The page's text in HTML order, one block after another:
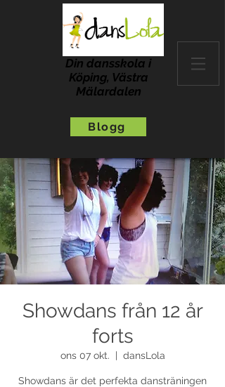
Din dansskola i
Köping, Västra
Mälardalen
Blogg
Showdans från 12 år
forts
ons 07 okt. dansLola
Showdans är det perfekta dansträningen